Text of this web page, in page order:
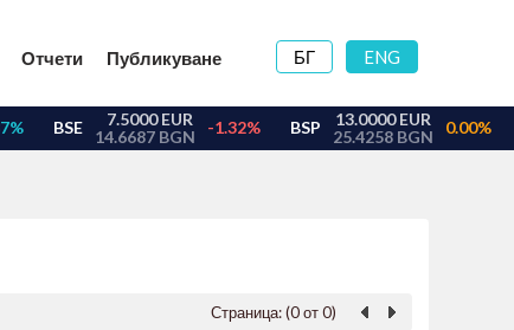
БГ ENG
Отчети Публикуване
Страница: (0 от 0)